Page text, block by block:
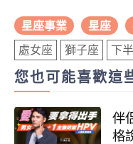
星座事業 星座
處女座 獅子座 下
您也可能喜歡這
伴
格